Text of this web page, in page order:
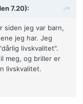
7.20):
siden jeg var barn,
jeg har. Jeg
livskvalitet".
meg, og briller er
livskvalitet.